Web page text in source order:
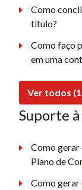
Como
título?
Como faço
em uma
Ver todos
Suporte
Como gerar
Plano de
Como gerar